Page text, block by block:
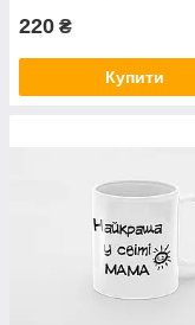
220 ₴
Купити